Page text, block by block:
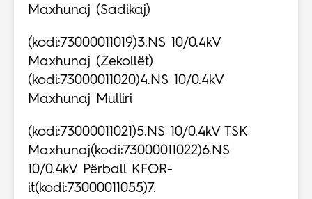
Maxhunaj (Sadikaj)
(kodi:73000011019)3.NS 10/0.4kV
Maxhunaj (Zekollët)
(kodi:73000011020)4.NS 10/0.4kV
Maxhunaj Mulliri
(kodi:73000011021)5.NS 10/0.4kV TSK
Maxhunaj(kodi:73000011022)6.NS
10/0.4kV Përball KFOR-
it(kodi:73000011055)7.